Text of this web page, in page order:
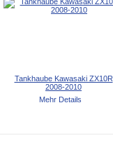
Tankhaube Kawasaki ZX10R
2008-2010
Mehr Details